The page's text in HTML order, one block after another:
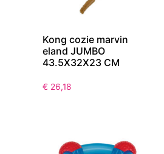
Kong cozie marvin
eland JUMBO
43.5X32X23 CM
€ 26,18